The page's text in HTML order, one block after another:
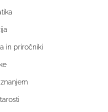
in priročniki